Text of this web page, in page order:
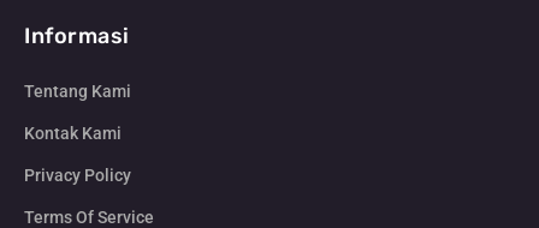
Informasi
Tentang Kami
Kontak Kami
Privacy Policy
Terms Of Service